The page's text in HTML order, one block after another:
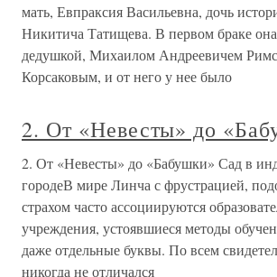
мать, Евпраксия Васильевна, дочь
Никитича Татищева. В первом браке
дедушкой, Михаилом Андреевичем
Корсаковым, и от него у нее было
2. От «Невесты» до
2. От «Невесты» до «Бабушки» Сад в
городеВ мире Линча с фрустрацией,
страхом часто ассоциируются
учреждения, устоявшиеся методы
даже отдельные буквы. По всем
никогда не отличался